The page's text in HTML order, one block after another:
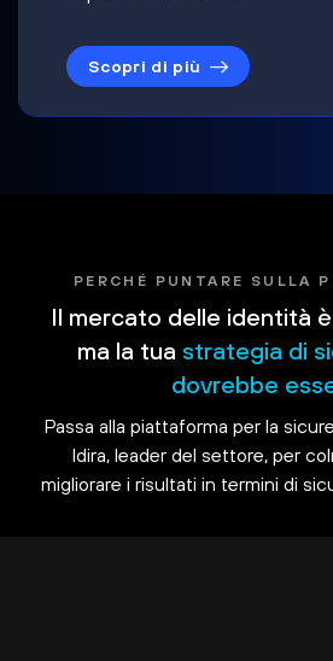
Scopri di più
PERCHÉ PUNTARE SULLA
Il mercato delle identità
ma la tua strategia di
dovrebbe
Passa alla piattaforma per la
Idira, leader del settore, per
migliorare i risultati in termini di